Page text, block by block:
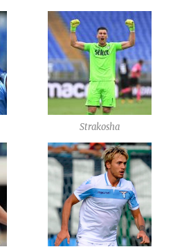
Strakosha